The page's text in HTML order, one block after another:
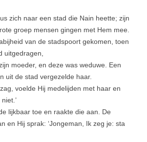
zich naar een stad die Nain heette; zijn
groep mensen gingen met Hem mee.
van de stadspoort gekomen, toen
uitgedragen,
moeder, en deze was weduwe. Een
uit de stad vergezelde haar.
voelde Hij medelijden met haar en
lijkbaar toe en raakte die aan. De
en Hij sprak: ‘Jongeman, Ik zeg je: sta